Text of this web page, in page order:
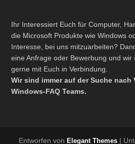
Ihr Interessiert Euch für Computer,
die Microsoft Produkte wie Windows
Interesse, bei uns mitzuarbeiten?
eine Anfrage oder Bewerbung und wir
gerne mit Euch in Verbindung.
Wir sind immer auf der Suche nach
Windows-FAQ Teams.
Entworfen von Elegant Themes|